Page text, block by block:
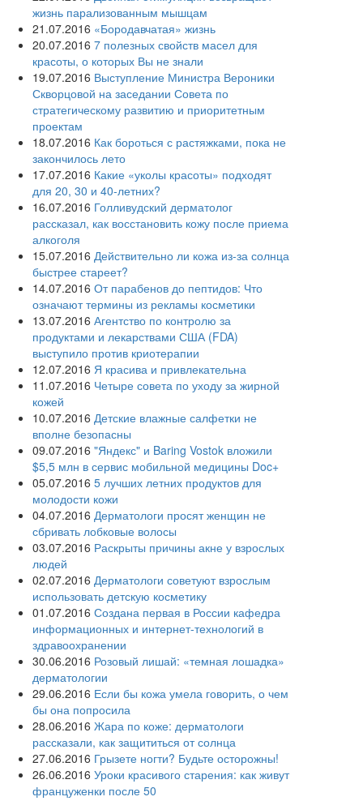
жизнь парализованным мышцам
21.07.2016 «Бородавчатая» жизнь
20.07.2016 7 полезных свойств масел для
красоты, о которых Вы не знали
19.07.2016 Выступление Министра Вероники
Скворцовой на заседании Совета по
стратегическому развитию и приоритетным
проектам
18.07.2016 Как бороться с растяжками, пока не
закончилось лето
17.07.2016 Какие «уколы красоты» подходят
для 20, 30 и 40-летних?
16.07.2016 Голливудский дерматолог
рассказал, как восстановить кожу после приема
алкоголя
15.07.2016 Действительно ли кожа из-за солнца
быстрее стареет?
14.07.2016 От парабенов до пептидов: Что
означают термины из рекламы косметики
13.07.2016 Агентство по контролю за
продуктами и лекарствами США (FDA)
выступило против криотерапии
12.07.2016 Я красива и привлекательна
11.07.2016 Четыре совета по уходу за жирной
кожей
10.07.2016 Детские влажные салфетки не
вполне безопасны
09.07.2016 "Яндекс" и Baring Vostok вложили
$5,5 млн в сервис мобильной медицины Doc+
05.07.2016 5 лучших летних продуктов для
молодости кожи
04.07.2016 Дерматологи просят женщин не
сбривать лобковые волосы
03.07.2016 Раскрыты причины акне у взрослых
людей
02.07.2016 Дерматологи советуют взрослым
использовать детскую косметику
01.07.2016 Создана первая в России кафедра
информационных и интернет-технологий в
здравоохранении
30.06.2016 Розовый лишай: «темная лошадка»
дерматологии
29.06.2016 Если бы кожа умела говорить, о чем
бы она попросила
28.06.2016 Жара по коже: дерматологи
рассказали, как защититься от солнца
27.06.2016 Грызете ногти? Будьте осторожны!
26.06.2016 Уроки красивого старения: как живут
француженки после 50